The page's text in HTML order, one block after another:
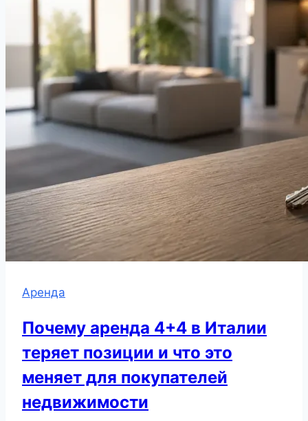
Аренда
Почему аренда 4+4 в Италии
теряет позиции и что это
меняет для покупателей
недвижимости